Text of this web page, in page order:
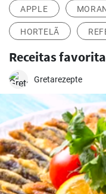
APPLE
HORTELÃ
Receitas
Gretarezepte